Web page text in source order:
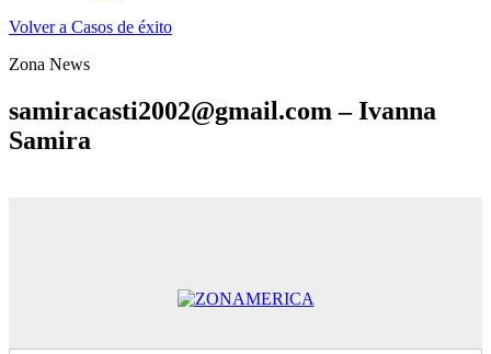
Volver a Casos de éxito
Zona News
samiracasti2002@gmail.com – Ivanna
Samira